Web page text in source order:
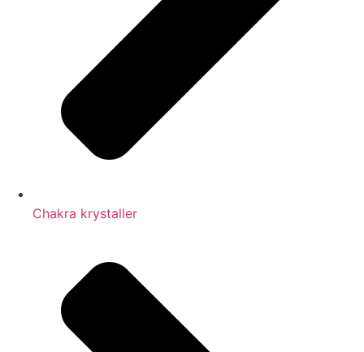
Chakra krystaller